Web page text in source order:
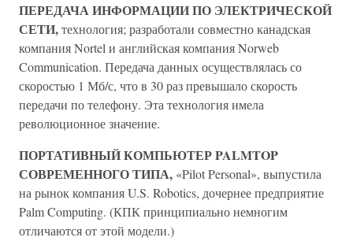
ПЕРЕДАЧА ИНФОРМАЦИИ ПО ЭЛЕКТРИЧЕСКОЙ
СЕТИ,технология; разработали совместно канадская
компания Nortel и английская компания Norweb
Communication. Передача данных осуществлялась со
скоростью 1 Мб/с, что в 30 раз превышало скорость
передачи по телефону. Эта технология имела
революционное значение.
ПОРТАТИВНЫЙ КОМПЬЮТЕР PALMTOP
СОВРЕМЕННОГО ТИПА, «Pilot Personal», выпустила
на рынок компания U.S. Robotics, дочернее предприятие
Palm Computing. (КПК принципиально немногим
отличаются от этой модели.)